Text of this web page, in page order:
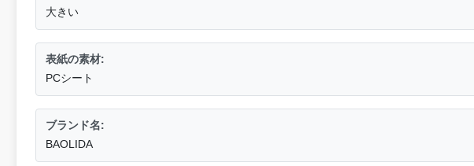
大きい
表紙の素材:
PCシート
ブランド名:
BAOLIDA